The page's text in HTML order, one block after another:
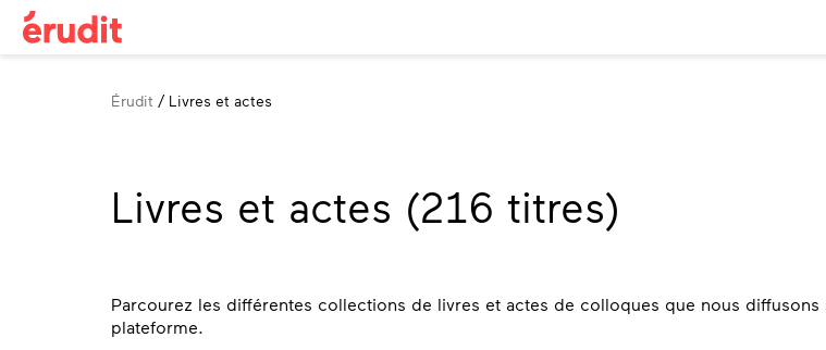
Érudit Livres et actes
Livres et actes (216 titres)
Parcourez les différentes collections de livres et actes de colloques que nous diffusons
plateforme.